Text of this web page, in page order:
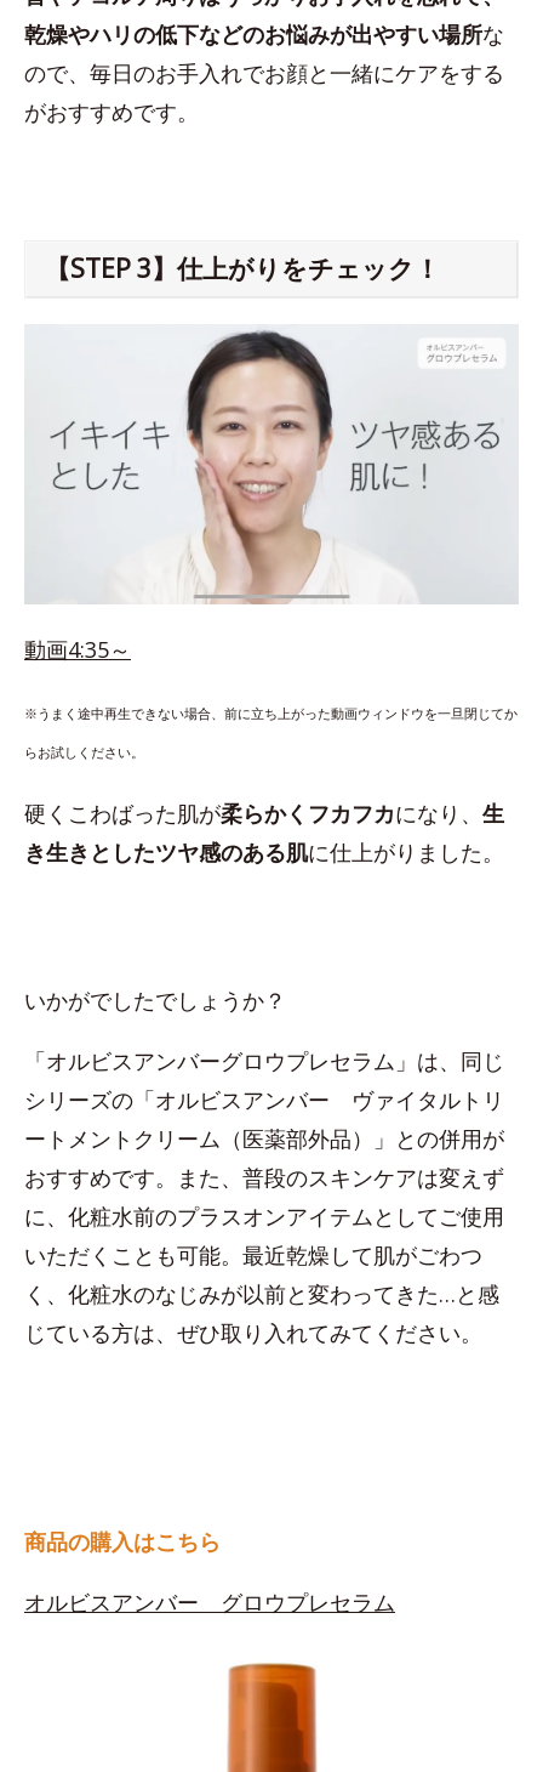
乾燥やハリの低下などのお悩みが出やすい場所な
ので、毎日のお手入れでお顔と一緒にケアをする
がおすすめです。
【STEP 3】仕上がりをチェック！
動画4:35～
※うまく途中再生できない場合、前に立ち上がった動画ウィンドウを一旦閉じてか
らお試しください。
硬くこわばった肌が柔らかくフカフカになり、 生
き生きとしたツヤ感のある肌に仕上がりました。
いかがでしたでしょうか？
「オルビスアンバーグロウプレセラム」は、同じ
シリーズの「オルビスアンバー ヴァイタルトリ
ートメントクリーム（医薬部外品）」との併用が
おすすめです。また、普段のスキンケアは変えず
に、化粧水前のプラスオンアイテムとしてご使用
いただくことも可能。最近乾燥して肌がごわつ
く、化粧水のなじみが以前と変わってきた…と感
じている方は、ぜひ取り入れてみてください。
商品の購入はこちら
オルビスアンバー グロウプレセラム